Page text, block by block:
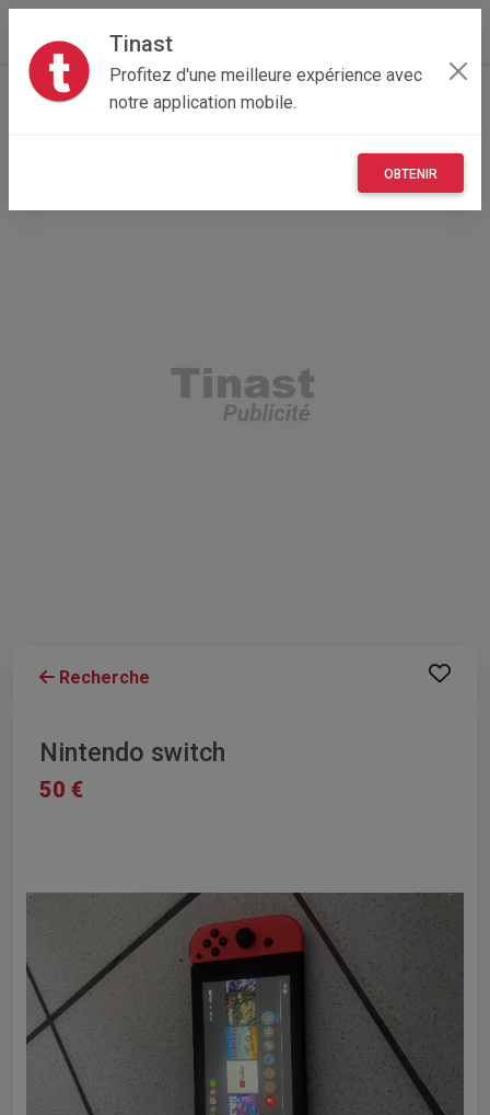
Tinast
Profitez d'une meilleure expérience avec
notre application mobile.
OBTENIR
Accueil Multimedia
Auvergne-Rhône-Alpes
Recherche
Nintendo switch
50 €